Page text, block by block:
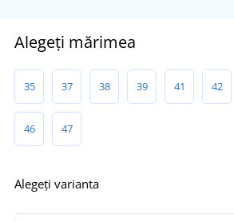
Alegeți mărimea
35 37 38 39 41 42
46 47
Alegeți varianta